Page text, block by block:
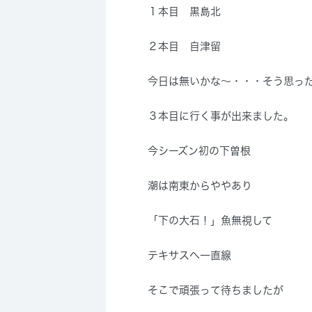
１本目 黒島北
２本目 自津留
今日は無いかな～・・・そう思っ
３本目に行く事が出来ました。
今シーズン初の下曽根
潮は南東からややあり
「下の大石！」魚無視して
テキサスへ一直線
そこで頑張って待ちましたが